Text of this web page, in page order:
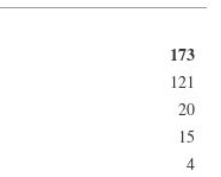
173
121
20
15
4